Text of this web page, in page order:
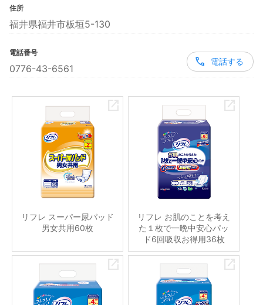
住所
福井県福井市板垣5-130
電話番号
0776-43-6561
電話する
リフレ スーパー尿パッド
男女共用60枚
リフレ お肌のことを考え
た１枚で一晩中安心パッ
ド6回吸収お得用36枚